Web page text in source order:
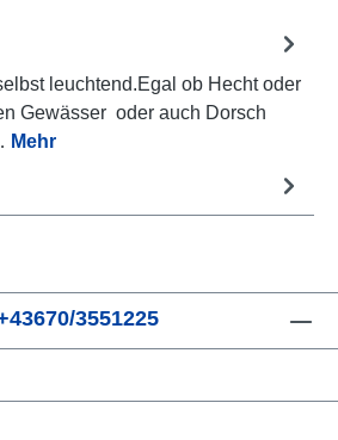
leuchtend.Egal ob Hecht oder
Gewässer oder auch Dorsch
Mehr
3551225